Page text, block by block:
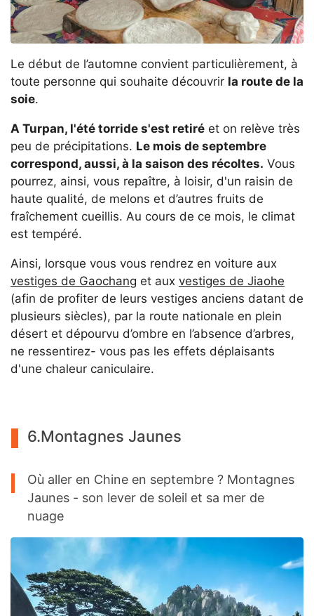
Le début de l’automne convient particulièrement, à
toute personne qui souhaite découvrir la route de la
soie.
A Turpan, l'été torride s'est retiré et on relève très
peu de précipitations. Le mois de septembre
correspond, aussi, à la saison des récoltes. Vous
pourrez, ainsi, vous repaître, à loisir, d'un raisin de
haute qualité, de melons et d’autres fruits de
fraîchement cueillis. Au cours de ce mois, le climat
est tempéré.
Ainsi, lorsque vous vous rendrez en voiture aux
vestiges de Gaochang et aux vestiges de Jiaohe
(afin de profiter de leurs vestiges anciens datant de
plusieurs siècles), par la route nationale en plein
désert et dépourvu d’ombre en l’absence d’arbres,
ne ressentirez- vous pas les effets déplaisants
d'une chaleur caniculaire.
6.Montagnes Jaunes
Où aller en Chine en septembre ? Montagnes
Jaunes - son lever de soleil et sa mer de
nuage